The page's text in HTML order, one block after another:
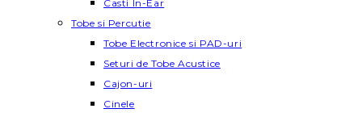
Casti In-Ear
Tobe si Percutie
Tobe Electronice si PAD-uri
Seturi de Tobe Acustice
Cajon-uri
Cinele